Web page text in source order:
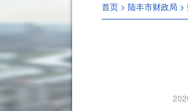
首页 > 陆丰市财政局 >